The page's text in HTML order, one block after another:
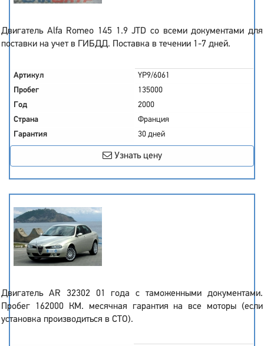
Двигатель Alfa Romeo 145 1.9 JTD со всеми документами для
поставки на учет в ГИБДД. Поставка в течении 1-7 дней.
Артикул
YP9/6061
Пробег
135000
Год
2000
Страна
Франция
Гарантия
30 дней
Узнать цену
Двигатель AR 32302 01 года с таможенными документами.
Пробег 162000 КМ. месячная гарантия на все моторы (если
установка производиться в СТО).